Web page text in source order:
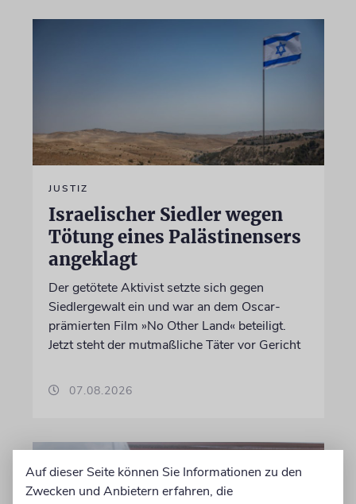
JUSTIZ
Israelischer Siedler wegen
Tötung eines Palästinensers
angeklagt
Der getötete Aktivist setzte sich gegen
Siedlergewalt ein und war an dem Oscar-
prämierten Film »No Other Land« beteiligt.
Jetzt steht der mutmaßliche Täter vor Gericht
07.08.2026
Auf dieser Seite können Sie Informationen zu den
Zwecken und Anbietern erfahren, die